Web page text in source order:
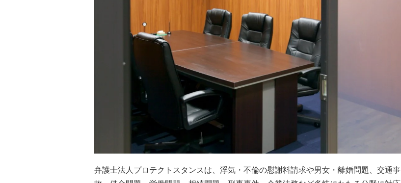
弁護士法人プロテクトスタンスは、浮気・不倫の慰謝料請求や男女・離婚問題、交通事